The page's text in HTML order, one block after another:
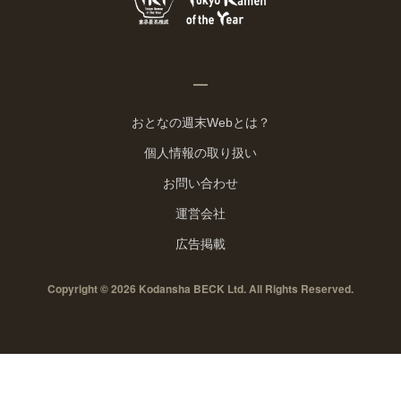
おとなの週末Webとは？
個人情報の取り扱い
お問い合わせ
運営会社
広告掲載
Copyright © 2026 Kodansha BECK Ltd. All Rights Reserved.